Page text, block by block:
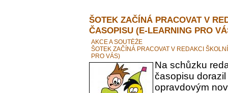
ŠOTEK ZAČÍNÁ PRACOVAT V
ČASOPISU (E-LEARNING PRO
AKCE A SOUTĚŽE
ŠOTEK ZAČÍNÁ PRACOVAT V REDAKCI
PRO VÁS)
Na schůzku
časopisu
opravdovým